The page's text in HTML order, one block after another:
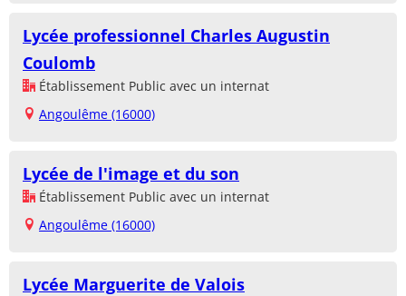
Lycée professionnel Charles Augustin
Coulomb
Établissement Public avec un internat
Angoulême (16000)
Lycée de l'image et du son
Établissement Public avec un internat
Angoulême (16000)
Lycée Marguerite de Valois